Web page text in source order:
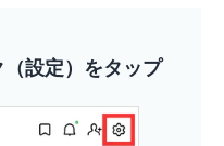
設定）をタップ